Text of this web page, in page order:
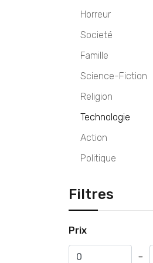
Horreur
Societé
Famille
Science-Fiction
Religion
Technologie
Action
Politique
Filtres
Prix